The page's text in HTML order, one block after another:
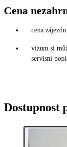
Cena
cena
vízum si
servisní
Dostupnost